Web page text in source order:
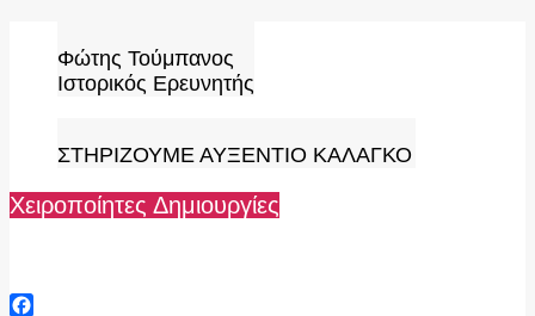
content
Φώτης Τούμπανος
Ιστορικός Ερευνητής
ΣΤΗΡΙΖΟΥΜΕ ΑΥΞΕΝΤΙΟ ΚΑΛΑΓΚΟ
Χειροποίητες Δημιουργίες